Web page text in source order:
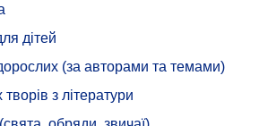
дітей
(за авторами та темами)
з літератури